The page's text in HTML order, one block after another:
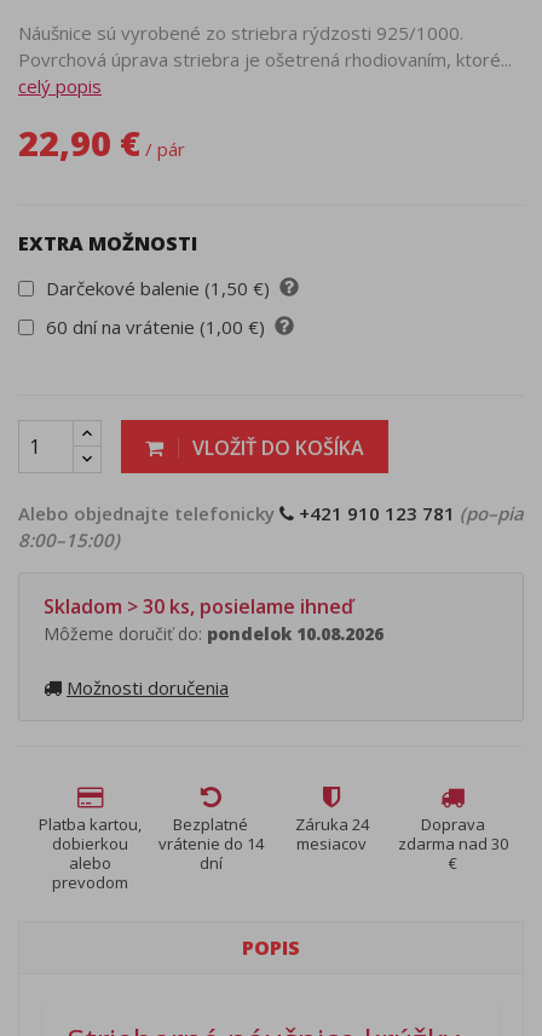
Náušnice sú vyrobené zo striebra rýdzosti 925/1000.
Povrchová úprava striebra je ošetrená rhodiovaním, ktoré...
celý popis
22,90 € / pár
EXTRA MOŽNOSTI
Darčekové balenie (1,50 €)
60 dní na vrátenie (1,00 €)
VLOŽIŤ DO KOŠÍKA
Alebo objednajte telefonicky +421 910 123 781 (po–pia
8:00–15:00)
Skladom > 30 ks, posielame ihneď
Môžeme doručiť do: pondelok 10.08.2026
Možnosti doručenia
Platba kartou,
dobierkou
alebo
prevodom
Bezplatné
vrátenie do 14
dní
Záruka 24
mesiacov
Doprava
zdarma nad 30
€
POPIS